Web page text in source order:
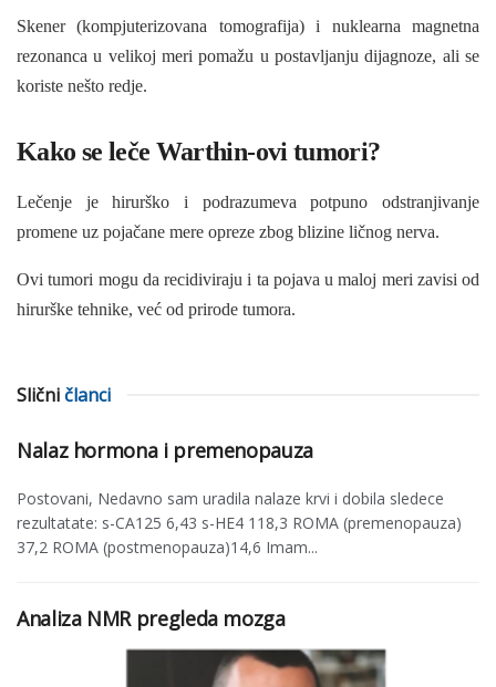
Skener (kompjuterizovana tomografija) i nuklearna magnetna
rezonanca u velikoj meri pomažu u postavljanju dijagnoze, ali se
koriste nešto redje.
Kako se leče Warthin-ovi tumori?
Lečenje je hirurško i podrazumeva potpuno odstranjivanje
promene uz pojačane mere opreze zbog blizine ličnog nerva.
Ovi tumori mogu da recidiviraju i ta pojava u maloj meri zavisi od
hirurške tehnike, već od prirode tumora.
Slični članci
Nalaz hormona i premenopauza
Postovani, Nedavno sam uradila nalaze krvi i dobila sledece
rezultatate: s-CA125 6,43 s-HE4 118,3 ROMA (premenopauza)
37,2 ROMA (postmenopauza)14,6 Imam...
Analiza NMR pregleda mozga